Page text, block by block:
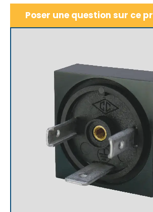
Poser une question sur ce